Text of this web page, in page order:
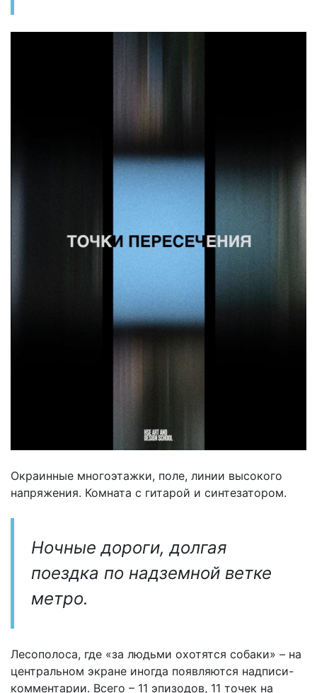
Окраинные многоэтажки, поле, линии высокого
напряжения. Комната с гитарой и синтезатором.
Ночные дороги, долгая
поездка по надземной ветке
метро.
Лесополоса, где «за людьми охотятся собаки» – на
центральном экране иногда появляются надписи-
комментарии. Всего – 11 эпизодов, 11 точек на